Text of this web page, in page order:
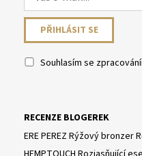
Souhlasím se
RECENZE BLOGEREK
ERE PEREZ Rýžový bronzer